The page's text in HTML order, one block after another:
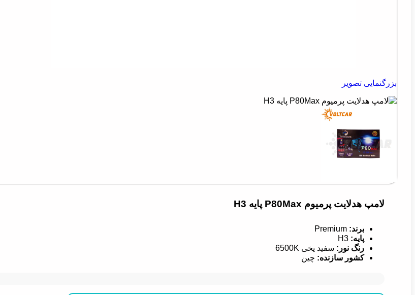
بزرگنمایی تصویر
لامپ هدلایت پرمیوم P80Max پایه H3
برند:
پایه: H3
رنگ نور: سفید یخی 6500K
کشور سازنده: چین